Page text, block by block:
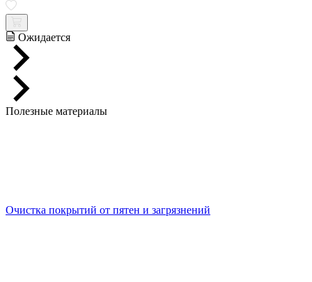
Ожидается
Полезные материалы
Очистка покрытий от пятен и загрязнений